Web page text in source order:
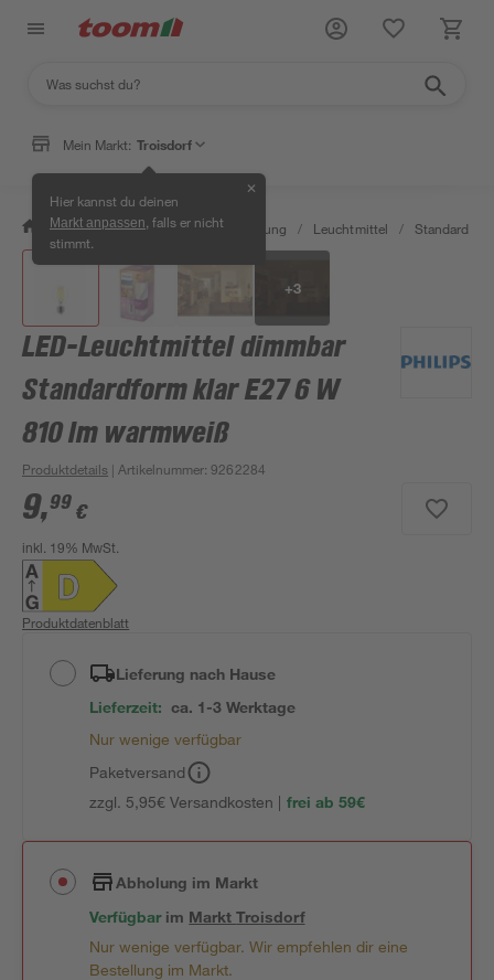
Mein Markt: Troisdorf
Hier kannst du deinen
Markt anpassen , falls er nicht
stimmt.
✕
/ Wohnen & Haushalt / Beleuchtung / Leuchtmittel / Standard
+3
LED-Leuchtmittel dimmbar
Standardform klar E27 6 W
810 lm warmweiß
Produktdetails | Artikelnummer:9262284
9,99 €
inkl. 19% MwSt.
Produktdatenblatt
Lieferung nach Hause
Lieferzeit: ca. 1-3 Werktage
Nur wenige verfügbar
Paketversand
zzgl. 5,95€ Versandkosten | frei ab 59€
Abholung im Markt
Verfügbar im MarktTroisdorf
Nur wenige verfügbar. Wir empfehlen dir eine
Bestellung im Markt.